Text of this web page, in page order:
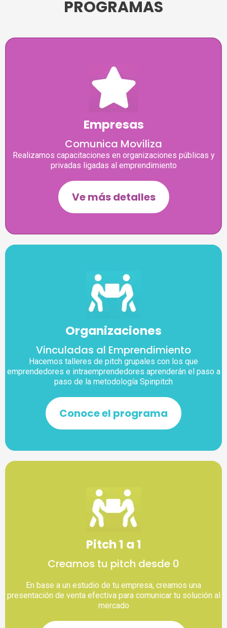
PROGRAMAS
Empresas
Comunica Moviliza
Realizamos capacitaciones en organizaciones públicas y
privadas ligadas al emprendimiento​
Ve más detalles
Organizaciones
Vinculadas al Emprendimiento
Hacemos talleres de pitch grupales con los que
emprendedores e intraemprendedores aprenderán el paso a
paso de la metodología Spinpitch
Conoce el programa
Pitch 1 a 1
Creamos tu pitch desde 0
En base a un estudio de tu empresa, creamos una
presentación de venta efectiva para comunicar tu solución al
mercado